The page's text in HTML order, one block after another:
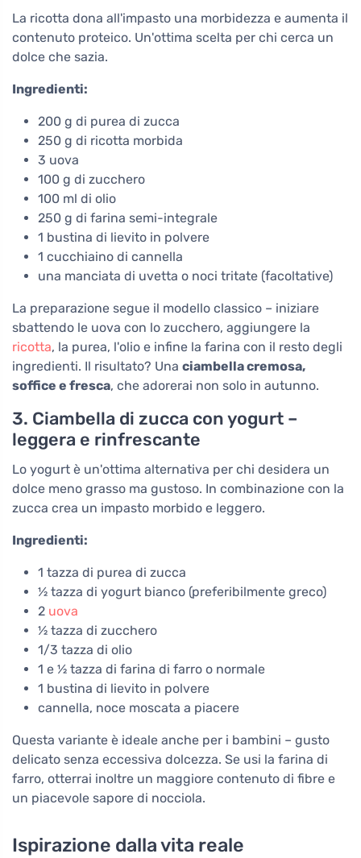
La ricotta dona all'impasto una morbidezza e aumenta il
contenuto proteico. Un'ottima scelta per chi cerca un
dolce che sazia.
Ingredienti:
200 g di purea di zucca
250 g di ricotta morbida
3 uova
100 g di zucchero
100 ml di olio
250 g di farina semi-integrale
1 bustina di lievito in polvere
1 cucchiaino di cannella
una manciata di uvetta o noci tritate (facoltative)
La preparazione segue il modello classico – iniziare
sbattendo le uova con lo zucchero, aggiungere la
ricotta, la purea, l'olio e infine la farina con il resto degli
ingredienti. Il risultato? Una ciambella cremosa,
soffice e fresca, che adorerai non solo in autunno.
3. Ciambella di zucca con yogurt –
leggera e rinfrescante
Lo yogurt è un'ottima alternativa per chi desidera un
dolce meno grasso ma gustoso. In combinazione con la
zucca crea un impasto morbido e leggero.
Ingredienti:
1 tazza di purea di zucca
½ tazza di yogurt bianco (preferibilmente greco)
2 uova
½ tazza di zucchero
1/3 tazza di olio
1 e ½ tazza di farina di farro o normale
1 bustina di lievito in polvere
cannella, noce moscata a piacere
Questa variante è ideale anche per i bambini – gusto
delicato senza eccessiva dolcezza. Se usi la farina di
farro, otterrai inoltre un maggiore contenuto di fibre e
un piacevole sapore di nocciola.
Ispirazione dalla vita reale